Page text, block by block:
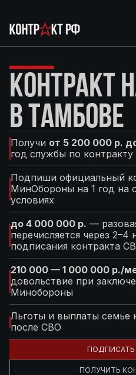
КОНТРАКТ
В ТАМБОВЕ
Получи от 5 200 000 р.
год службы по
Подпиши официальный
МинОбороны на 1 год на
условиях
до 4 000 000 р. —
перечисляется через 2–4
подписания контракта
210 000 — 1 000 000 р./
довольствие при
Минобороны
Льготы и выплаты семье
после СВО
ПОДПИСАТЬ
ПОЛУЧИТЬ